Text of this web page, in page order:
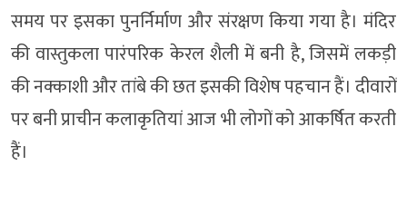
समय पर इसका पुनर्निर्माण और संरक्षण किया गया है। मंदिर
की वास्तुकला पारंपरिक केरल शैली में बनी है, जिसमें लकड़ी
की नक्काशी और तांबे की छत इसकी विशेष पहचान हैं। दीवारों
पर बनी प्राचीन कलाकृतियां आज भी लोगों को आकर्षित करती
हैं।